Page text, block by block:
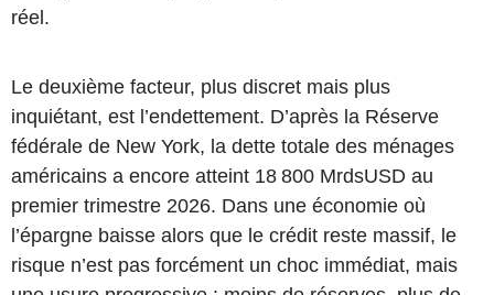
réel.
Le deuxième facteur, plus discret mais plus
inquiétant, est l’endettement. D’après la Réserve
fédérale de New York, la dette totale des ménages
américains a encore atteint 18 800 MrdsUSD au
premier trimestre 2026. Dans une économie où
l’épargne baisse alors que le crédit reste massif, le
risque n’est pas forcément un choc immédiat, mais